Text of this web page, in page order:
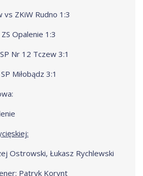
vs ZKiW Rudno 1:3
Opalenie 1:3
Nr 12 Tczew 3:1
Miłobądz 3:1
Ostrowski, Łukasz Rychlewski
Patryk Korynt